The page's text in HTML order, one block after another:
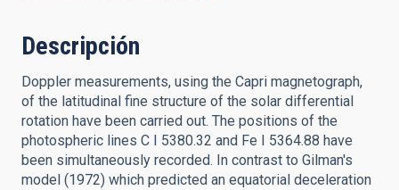
Descripción
Doppler measurements, using the Capri magnetograph,
of the latitudinal fine structure of the solar differential
rotation have been carried out. The positions of the
photospheric lines C I 5380.32 and Fe I 5364.88 have
been simultaneously recorded. In contrast to Gilman's
model (1972) which predicted an equatorial deceleration